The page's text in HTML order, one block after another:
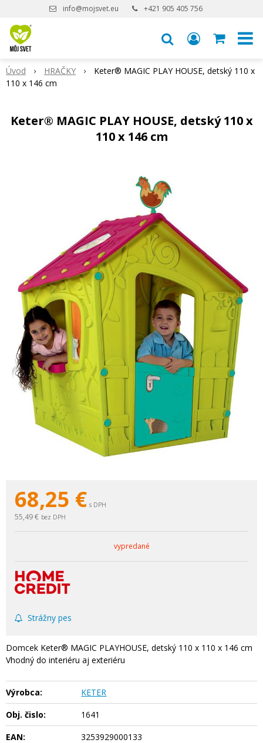
info@mojsvet.eu +421 905 405 756
Úvod HRAČKY
Keter® MAGIC PLAY HOUSE, detský 110 x
110 x 146 cm
Keter® MAGIC PLAY HOUSE, detský 110 x
110 x 146 cm
68,25 € s DPH
55,49 € bez DPH
vypredané
Strážny pes
Domcek Keter® MAGIC PLAYHOUSE, detský 110 x 110 x 146 cm
Vhodný do interiéru aj exteriéru
Výrobca:
KETER
Obj. čislo:
1641
EAN:
3253929000133